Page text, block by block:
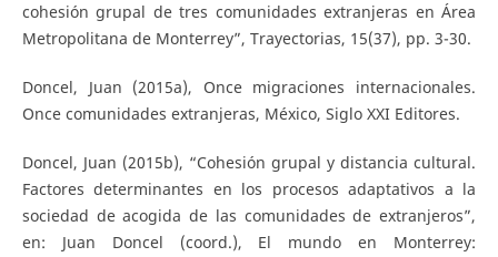
cohesión grupal de tres comunidades extranjeras en Área
Metropolitana de Monterrey”, Trayectorias, 15(37), pp. 3-30.
Doncel, Juan (2015a), Once migraciones internacionales.
Once comunidades extranjeras, México, Siglo XXI Editores.
Doncel, Juan (2015b), “Cohesión grupal y distancia cultural.
Factores determinantes en los procesos adaptativos a la
sociedad de acogida de las comunidades de extranjeros”,
en: Juan Doncel (coord.), El mundo en Monterrey: